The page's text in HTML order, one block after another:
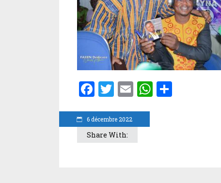
6 décembre 2022
Facebook
Twitter
EmailWhatsApp
Share With: